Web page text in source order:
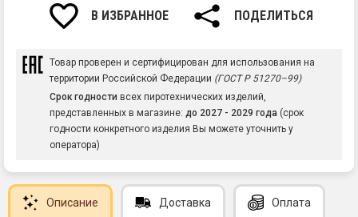
В ИЗБРАННОЕ ПОДЕЛИТЬСЯ
Товар проверен и сертифицирован для использования на
территории Российской Федерации (ГОСТ Р 51270–99)
Срок годности всех пиротехнических изделий,
представленных в магазине: до 2027 - 2029 года (срок
годности конкретного изделия Вы можете уточнить у
оператора)
Описание Доставка Оплата